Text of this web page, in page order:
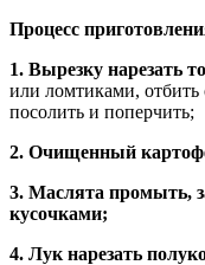
Процесс
1. Вырезку нарезать
или ломтиками,
посолить и поперчить;
2. Очищенный
3. Маслята промыть,
кусочками;
4. Лук нарезать